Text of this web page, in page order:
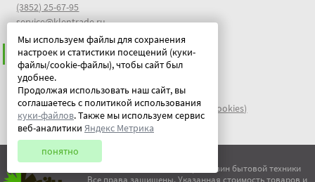
Мы используем файлы для сохранения
настроек и статистики посещений (куки-
файлы/cookie-файлы), чтобы сайт был
удобнее.
Продолжая использовать наш сайт, вы
соглашаетесь с политикой использования
куки-файлов. Также мы используем сервис
веб-аналитики Яндекс Метрика
понятно
(3852) 25-67-95
service@klentrade.ru
ИНФОРМАЦИЯ
Пользовательское соглашение
Политика конфиденциальности
файлы идентификации пользователей куки (cookies)
Документы
© ООО "Китеж" 1995-2026 | Магазин бытовой техники
Все права защищены. Указанная стоимость товаров и